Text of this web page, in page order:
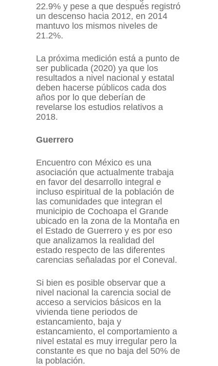
22.9% y pese a que después registró
un descenso hacia 2012, en 2014
mantuvo los mismos niveles de
21.2%.
La próxima medición está a punto de
ser publicada (2020) ya que los
resultados a nivel nacional y estatal
deben hacerse públicos cada dos
años por lo que deberían de
revelarse los estudios relativos a
2018.
Guerrero
Encuentro con México es una
asociación que actualmente trabaja
en favor del desarrollo integral e
incluso espiritual de la población de
las comunidades que integran el
municipio de Cochoapa el Grande
ubicado en la zona de la Montaña en
el Estado de Guerrero y es por eso
que analizamos la realidad del
estado respecto de las diferentes
carencias señaladas por el Coneval.
Si bien es posible observar que a
nivel nacional la carencia social de
acceso a servicios básicos en la
vivienda tiene periodos de
estancamiento, baja y
estancamiento, el comportamiento a
nivel estatal es muy irregular pero la
constante es que no baja del 50% de
la población.